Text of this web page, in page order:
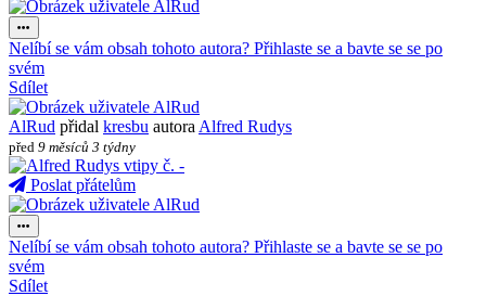
Nelíbí se vám obsah tohoto autora? Přihlaste se a bavte se se po
svém
Sdílet
AlRud přidal kresbu autora Alfred Rudys
před 9 měsíců 3 týdny
Poslat přátelům
Nelíbí se vám obsah tohoto autora? Přihlaste se a bavte se se po
svém
Sdílet